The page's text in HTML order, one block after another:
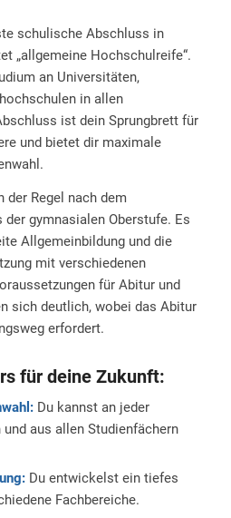
schulische Abschluss in
„allgemeine Hochschulreife“.
an Universitäten,
in allen
ist dein Sprungbrett für
und bietet dir maximale
der Regel nach dem
gymnasialen Oberstufe. Es
Allgemeinbildung und die
mit verschiedenen
für Abitur und
sich deutlich, wobei das Abitur
erfordert.
für deine Zukunft:
Du kannst an jeder
aus allen Studienfächern
Du entwickelst ein tiefes
Fachbereiche.